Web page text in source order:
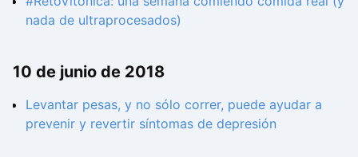
nada de ultraprocesados)
10 de junio de 2018
Levantar pesas, y no sólo correr, puede ayudar a
prevenir y revertir síntomas de depresión